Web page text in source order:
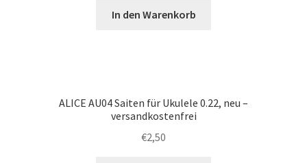
In den Warenkorb
ALICE AU04 Saiten für Ukulele 0.22, neu –
versandkostenfrei
€2,50